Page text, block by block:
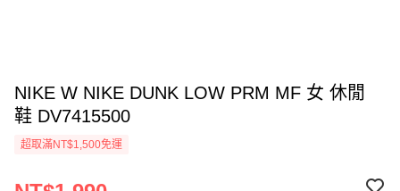
NIKE W NIKE DUNK LOW PRM MF 女 休閒
鞋 DV7415500
超取滿NT$1,500免運